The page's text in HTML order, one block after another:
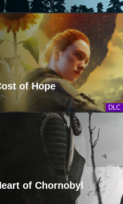
DLC
of Hope
of Chornobyl